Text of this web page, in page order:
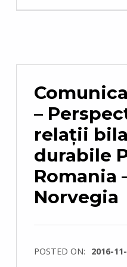
–
relaţii
durabile
Romania
Norvegia
POSTED ON: 2016-